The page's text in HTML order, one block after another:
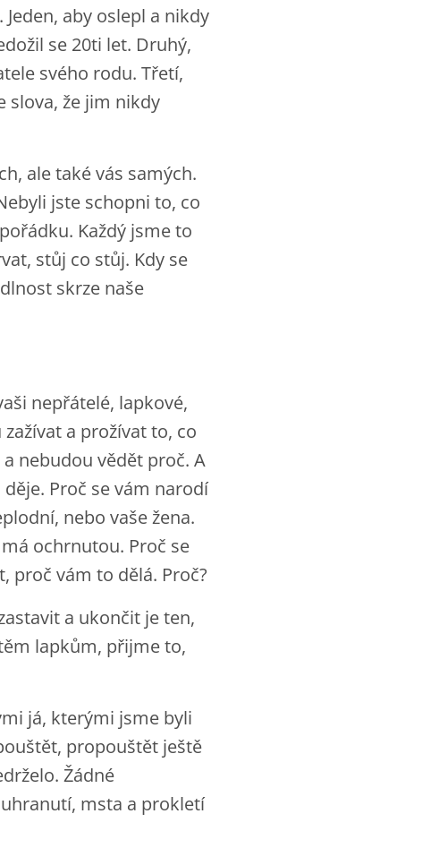
aby oslepl a nikdy
se 20ti let. Druhý,
svého rodu. Třetí,
slova, že jim nikdy
ale také vás samých.
jste schopni to, co
Každý jsme to
stůj co stůj. Kdy se
skrze naše
nepřátelé, lapkové,
a prožívat to, co
nebudou vědět proč. A
Proč se vám narodí
nebo vaše žena.
ochrnutou. Proč se
proč vám to dělá. Proč?
a ukončit je ten,
lapkům, přijme to,
já, kterými jsme byli
propouštět ještě
Žádné
msta a prokletí